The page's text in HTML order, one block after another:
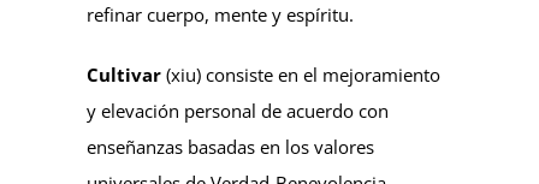
refinar cuerpo, mente y espíritu.
Cultivar (xiu) consiste en el mejoramiento
y elevación personal de acuerdo con
enseñanzas basadas en los valores